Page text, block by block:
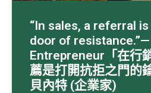
“In sales, a referral
door of
Entrepreneur「在行
薦是打開抗拒之門的
貝內特 (企業家)